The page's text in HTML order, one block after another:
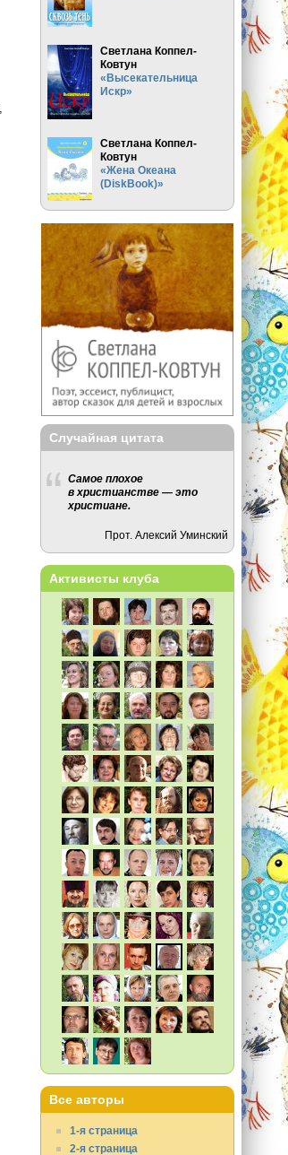
Светлана Коппел-
Ковтун
«Высекательница
Искр»
Светлана Коппел-
Ковтун
«Жена Океана
(DiskBook)»
Случайная цитата
Самое плохое
в христианстве — это
христиане.
Прот. Алексий Уминский
Активисты клуба
Все авторы
1-я страница
2-я страница